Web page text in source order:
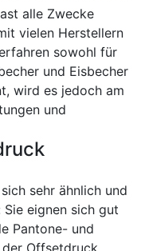
alle Zwecke
vielen Herstellern
sowohl für
und Eisbecher
wird es jedoch am
und
sehr ähnlich und
eignen sich gut
Pantone- und
Offsetdruck